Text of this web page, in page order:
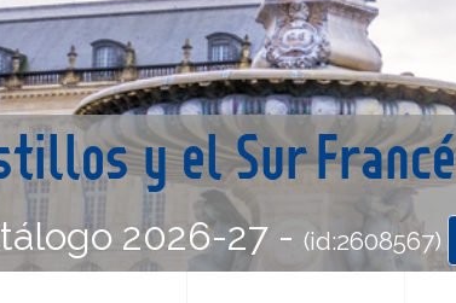
y el Sur
2026-27 - (id:2608567)